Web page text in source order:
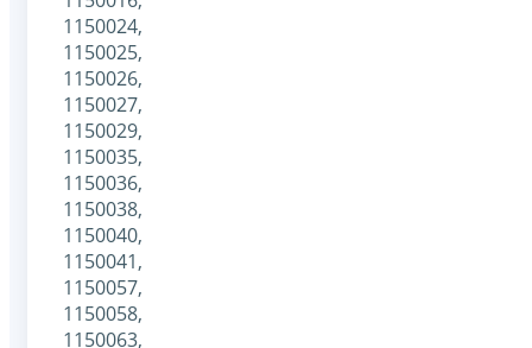
1150024,
1150025,
1150026,
1150027,
1150029,
1150035,
1150036,
1150038,
1150040,
1150041,
1150057,
1150058,
1150063,